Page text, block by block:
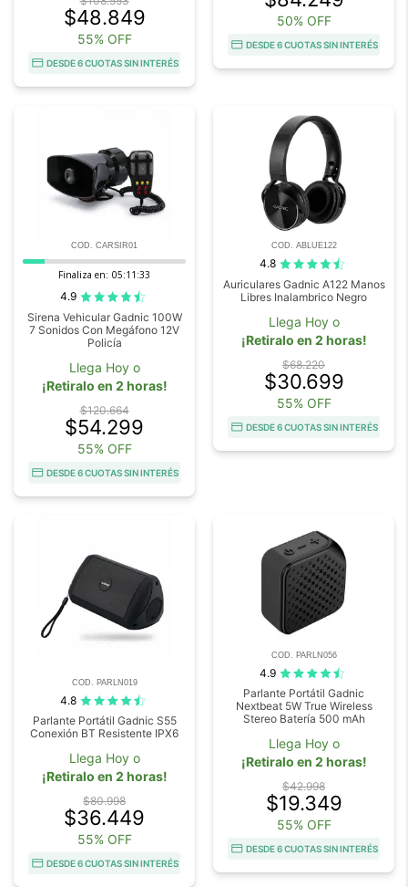
$48.849
55% OFF
DESDE 6 CUOTAS SIN INTERÉS
50% OFF
DESDE 6 CUOTAS SIN INTERÉS
COD. CARSIR01
Finaliza en: 05:11:32
4.9
Sirena Vehicular Gadnic 100W
7 Sonidos Con Megáfono 12V
Policía
Llega Hoy o
¡Retiralo en 2 horas!
$120.664
$54.299
55% OFF
DESDE 6 CUOTAS SIN INTERÉS
COD. ABLUE122
4.8
Auriculares Gadnic A122 Manos
Libres Inalambrico Negro
Llega Hoy o
¡Retiralo en 2 horas!
$68.220
$30.699
55% OFF
DESDE 6 CUOTAS SIN INTERÉS
COD. PARLN019
4.8
Parlante Portátil Gadnic S55
Conexión BT Resistente IPX6
Llega Hoy o
¡Retiralo en 2 horas!
$80.998
$36.449
55% OFF
DESDE 6 CUOTAS SIN INTERÉS
COD. PARLN056
4.9
Parlante Portátil Gadnic
Nextbeat 5W True Wireless
Stereo Batería 500 mAh
Llega Hoy o
¡Retiralo en 2 horas!
$42.998
$19.349
55% OFF
DESDE 6 CUOTAS SIN INTERÉS